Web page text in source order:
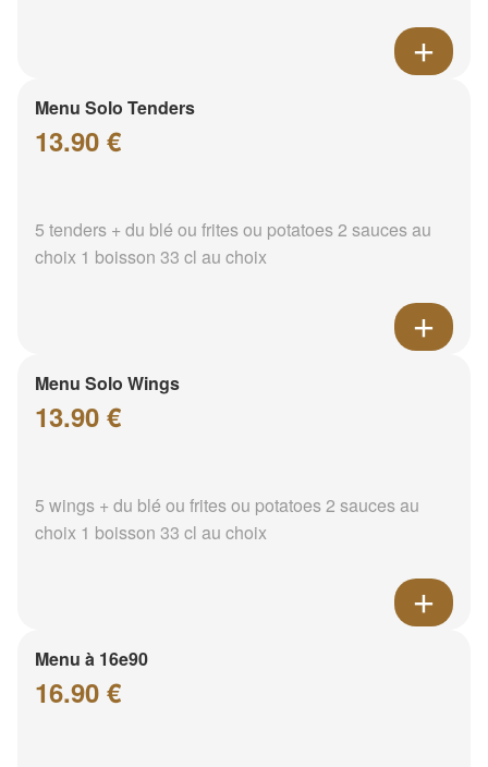
Menu Solo Tenders
13.90 €
5 tenders + du blé ou frites ou potatoes 2 sauces au
choix 1 boisson 33 cl au choix
Menu Solo Wings
13.90 €
5 wings + du blé ou frites ou potatoes 2 sauces au
choix 1 boisson 33 cl au choix
Menu à 16e90
16.90 €